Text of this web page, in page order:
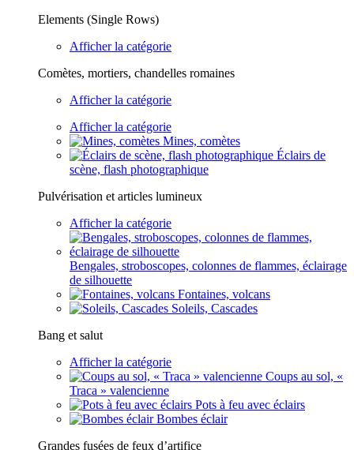
Elements (Single Rows)
Afficher la catégorie
Comètes, mortiers, chandelles romaines
Afficher la catégorie
Afficher la catégorie
Mines, comètes
Éclairs de
scène, flash photographique
Pulvérisation et articles lumineux
Afficher la catégorie
Bengales, stroboscopes, colonnes de flammes, éclairage
de silhouette
Fontaines, volcans
Soleils, Cascades
Bang et salut
Afficher la catégorie
Coups au sol, «
Traca » valencienne
Pots à feu avec éclairs
Bombes éclair
Grandes fusées de feux d’artifice